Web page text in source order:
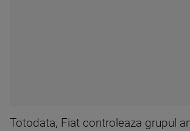
Totodata, Fiat controleaza grupul